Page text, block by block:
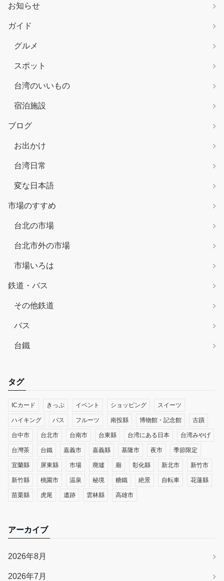
お知らせ
ガイド
グルメ
スポット
台湾のいいもの
宿泊施設
ブログ
お出かけ
台湾日常
変な日本語
市場のすすめ
台北の市場
台北市外の市場
市場いろは
鉄道・バス
その他鉄道
バス
台鐵
タグ
ICカード きっぷ イベント ショッピング スイーツ
ハイキング バス フルーツ 南投縣 博物館・記念館 古蹟
台中市 台北市 台南市 台東縣 台湾にある日本 台湾みやげ
台灣茶 台鐵 嘉義市 嘉義縣 基隆市 夜市 季節限定
宜蘭縣 屏東縣 市場 廃墟 廟 彰化縣 新北市 新竹市
新竹縣 桃園市 温泉 秘境 糖鐵 絶景 自転車 花蓮縣
苗栗縣 虎尾 遺跡 雲林縣 高雄市
アーカイブ
2026年8月
2026年7月